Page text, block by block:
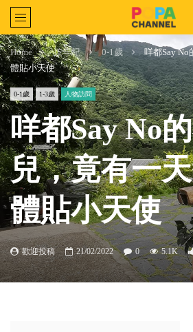
Home 按年紀 0-1歲
咩都Say
體貼小天使
0-1歲 1-3歲 人物訪問
咩都Say No
兒，竟有一
體貼小天使
歡迎投稿 21/02/2022 0 5.1K